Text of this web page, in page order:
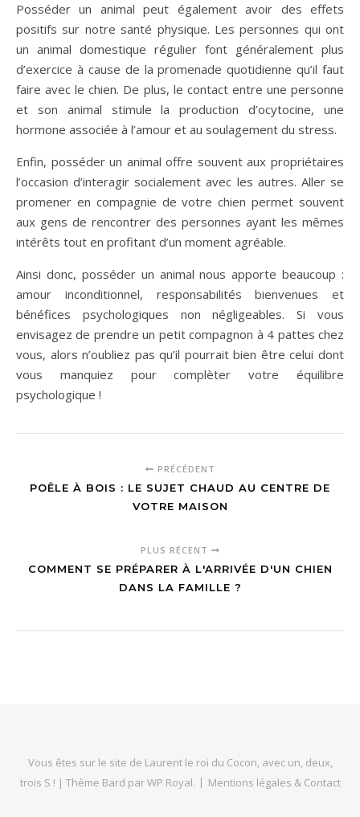
Posséder un animal peut également avoir des effets
positifs sur notre santé physique. Les personnes qui ont
un animal domestique régulier font généralement plus
d’exercice à cause de la promenade quotidienne qu’il faut
faire avec le chien. De plus, le contact entre une personne
et son animal stimule la production d’ocytocine, une
hormone associée à l’amour et au soulagement du stress.
Enfin, posséder un animal offre souvent aux propriétaires
l’occasion d’interagir socialement avec les autres. Aller se
promener en compagnie de votre chien permet souvent
aux gens de rencontrer des personnes ayant les mêmes
intérêts tout en profitant d’un moment agréable.
Ainsi donc, posséder un animal nous apporte beaucoup :
amour inconditionnel, responsabilités bienvenues et
bénéfices psychologiques non négligeables. Si vous
envisagez de prendre un petit compagnon à 4 pattes chez
vous, alors n’oubliez pas qu’il pourrait bien être celui dont
vous manquiez pour complèter votre équilibre
psychologique !
PRÉCÉDENT
POÊLE À BOIS : LE SUJET CHAUD AU CENTRE DE
VOTRE MAISON
PLUS RÉCENT
COMMENT SE PRÉPARER À L'ARRIVÉE D'UN CHIEN
DANS LA FAMILLE ?
Vous êtes sur le site de Laurent le roi du Cocon, avec un, deux,
trois S ! | Thème Bard parWP Royal. Mentions légales & Contact